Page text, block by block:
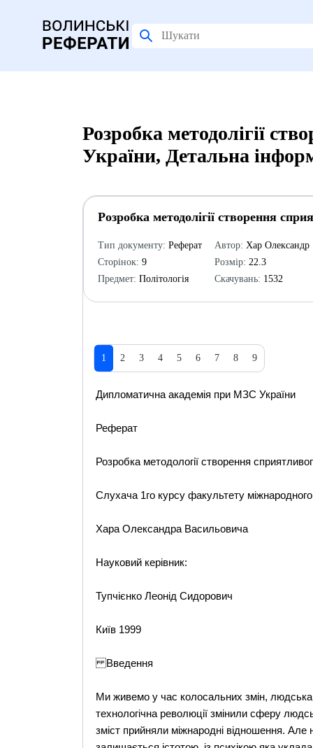
Розробка методолігії
України, Детальна
Розробка методолігії створення
Тип документу: Реферат
Сторінок: 9
Предмет: Політологія
Автор: Хар Олександр
Розмір: 22.3
Скачувань: 1532
1 2 3 4 5 6 7 8 9
Дипломатична академія при МЗС України
Реферат
Розробка методології створення
Слухача 1го курсу факультету
Хара Олександра Васильовича
Науковий керівник:
Тупчієнко Леонід Сидорович
Київ 1999
Введення
Ми живемо у час колосальних змін,
технологічна революції змінили сферу
зміст прийняли міжнародні відношення.